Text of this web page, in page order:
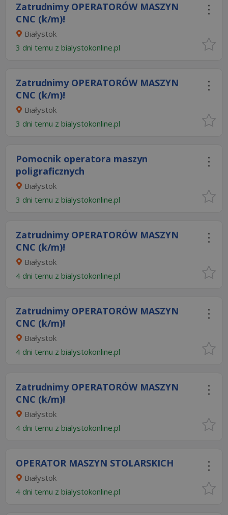
Zatrudnimy OPERATORÓW MASZYN
CNC (k/m)!
Białystok
3 dni temu z bialystokonline.pl
Zatrudnimy OPERATORÓW MASZYN
CNC (k/m)!
Białystok
3 dni temu z bialystokonline.pl
Pomocnik operatora maszyn
poligraficznych
Białystok
3 dni temu z bialystokonline.pl
Zatrudnimy OPERATORÓW MASZYN
CNC (k/m)!
Białystok
4 dni temu z bialystokonline.pl
Zatrudnimy OPERATORÓW MASZYN
CNC (k/m)!
Białystok
4 dni temu z bialystokonline.pl
Zatrudnimy OPERATORÓW MASZYN
CNC (k/m)!
Białystok
4 dni temu z bialystokonline.pl
OPERATOR MASZYN STOLARSKICH
Białystok
4 dni temu z bialystokonline.pl